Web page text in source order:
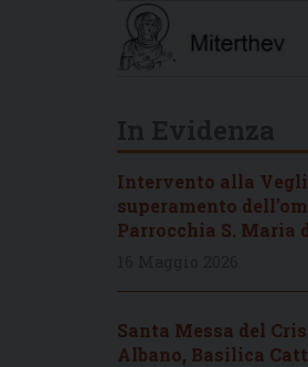
Intervento alla
superamento
Parrocchia S. Maria
Santa Messa del
Albano, Basilica